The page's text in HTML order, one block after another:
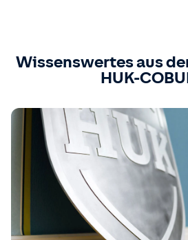
Wissenswertes aus
HUK-